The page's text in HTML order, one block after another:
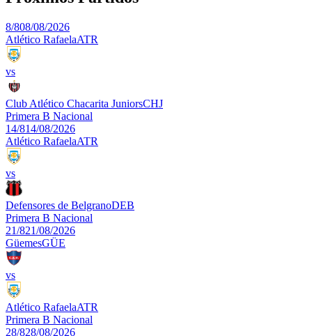
8/808/08/2026
Atlético RafaelaATR
vs
Club Atlético Chacarita JuniorsCHJ
Primera B Nacional
14/814/08/2026
Atlético RafaelaATR
vs
Defensores de BelgranoDEB
Primera B Nacional
21/821/08/2026
GüemesGÜE
vs
Atlético RafaelaATR
Primera B Nacional
28/828/08/2026